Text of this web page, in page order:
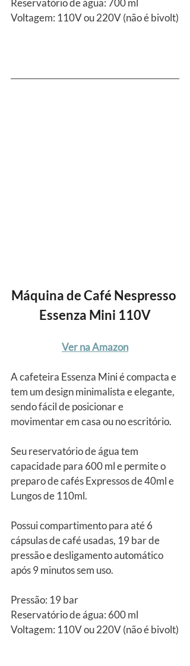
Voltagem: 110V ou 220V (não é bivolt)
Máquina de Café Nespresso
Essenza Mini 110V
Ver na Amazon
A cafeteira Essenza Mini é compacta e
tem um design minimalista e elegante,
sendo fácil de posicionar e
movimentar em casa ou no escritório.
Seu reservatório de água tem
capacidade para 600 ml e permite o
preparo de cafés Expressos de 40ml e
Lungos de 110ml.
Possui compartimento para até 6
cápsulas de café usadas, 19 bar de
pressão e desligamento automático
após 9 minutos sem uso.
Pressão: 19 bar
Reservatório de água: 600 ml
Voltagem: 110V ou 220V (não é bivolt)